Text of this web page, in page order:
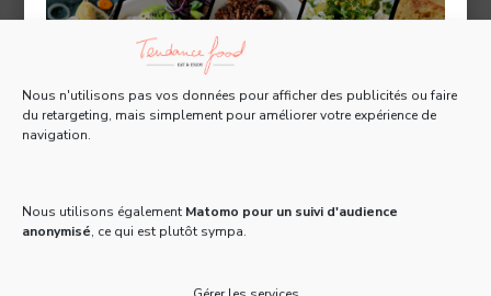
Nous n'utilisons pas vos données pour afficher des publicités ou faire
du retargeting, mais simplement pour améliorer votre expérience de
navigation.
Nous utilisons également Matomo pour un suivi d'audience
anonymisé, ce qui est plutôt sympa.
Tous les 15 jours, recevez une Newsletter gratuite
Email *